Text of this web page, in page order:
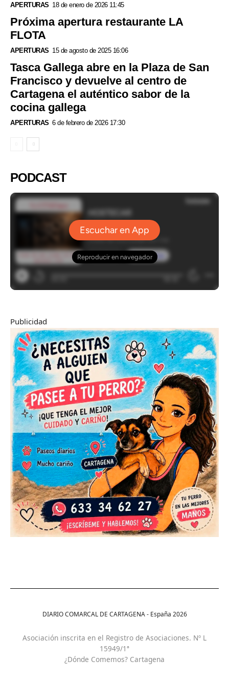
APERTURAS 18 de enero de 2026 11:45
Próxima apertura restaurante LA
FLOTA
APERTURAS 15 de agosto de 2025 16:06
Tasca Gallega abre en la Plaza de San
Francisco y devuelve al centro de
Cartagena el auténtico sabor de la
cocina gallega
APERTURAS 6 de febrero de 2026 17:30
PODCAST
Publicidad
DIARIO COMARCAL DE CARTAGENA - España 2026
Asociación inscrita en el Registro de Asociaciones. Nº L
15949/1ª
¿Dónde Comemos? Cartagena